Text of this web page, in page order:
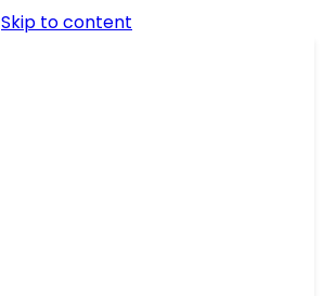
Skip to content